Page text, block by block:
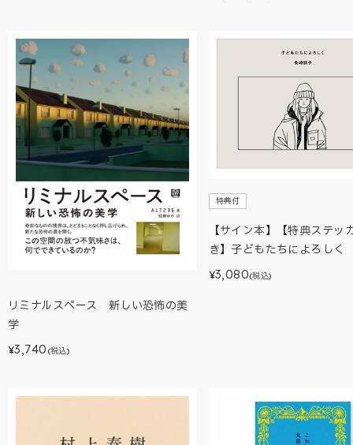
リミナルスペース 新しい恐怖の美
学
¥3,740 (税込)
特典付
【サイン本】【特典ステッ
き】子どもたちによろしく
¥3,080(税込)